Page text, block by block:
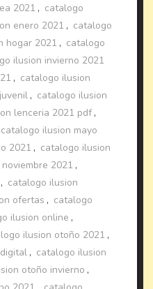
2021 , catalogo
enero 2021 , catalogo
hogar 2021 , catalogo
ilusion invierno 2021
, catalogo ilusion
, catalogo ilusion
lenceria 2021 pdf ,
catalogo ilusion mayo
2021 , catalogo ilusion
2021 ,
, catalogo ilusion
ofertas , catalogo
ilusion online ,
ilusion otoño 2021 ,
, catalogo ilusion
otoño invierno ,